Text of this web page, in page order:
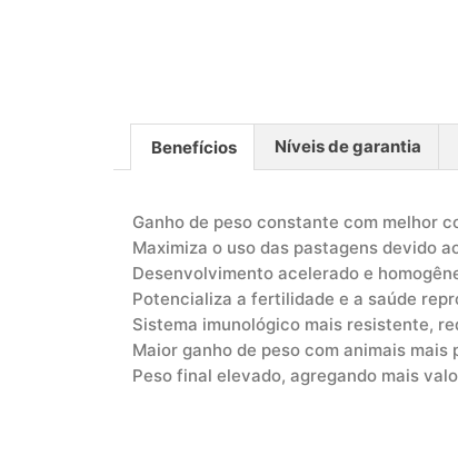
Benefícios Níveis de garantia
Ganho de peso constante com melhor
Maximiza o uso das pastagens devido
Desenvolvimento acelerado e
Potencializa a fertilidade e a saúde
Sistema imunológico mais resistente,
Maior ganho de peso com animais mais
Peso final elevado, agregando mais